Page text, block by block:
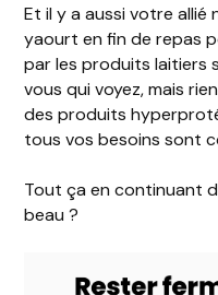
Et il y a aussi votre
yaourt en fin de repas
par les produits laitiers
vous qui voyez, mais
des produits
tous vos besoins sont
Tout ça en continuant
beau ?